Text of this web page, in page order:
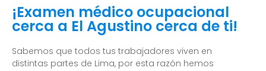
¡Examen médico ocupacional
cerca a El Agustino cerca de ti!
Sabemos que todos tus trabajadores viven en
distintas partes de Lima, por esta razón hemos